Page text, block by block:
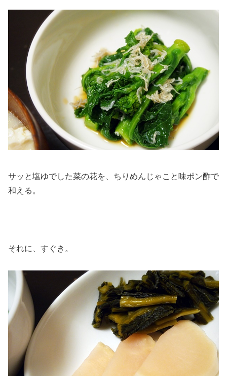
サッと塩ゆでした菜の花を、ちりめんじゃこと味ポン酢で
和える。
それに、すぐき。